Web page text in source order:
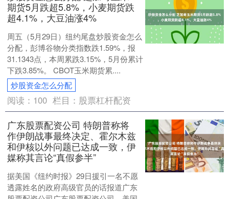
期货5月跌超5.8%，小麦期货跌
超4.1%，大豆油涨4%
周五（5月29日）纽约尾盘炒股资金怎么
分配，彭博谷物分类指数跌1.59%，报
31.1343点，本周累跌3.15%，5月份累计
下跌3.85%。 CBOT玉米期货累....
炒股资金怎么分配
阅读： 100 栏目： 股票杠杆配资
广东股票配资公司 特朗普称将
作伊朗战事最终决定、霍尔木兹
和伊核以外问题已达成一致，伊
媒称其言论“真假参半”
据美国《纽约时报》29日援引一名不愿
透露姓名的政府高级官员的话报道广东